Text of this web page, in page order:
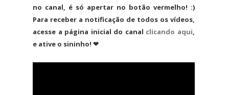
no canal, é só apertar no botão vermelho! :)
Para receber a notificação de todos os vídeos,
acesse a página inicial do canal clicando aqui,
e ative o sininho! ❤